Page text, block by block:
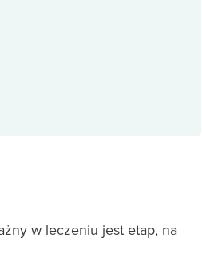
w leczeniu jest etap, na